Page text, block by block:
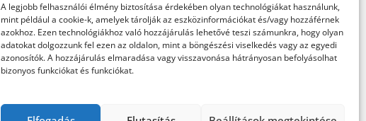
A legjobb felhasználói élmény biztosítása érdekében olyan technológiákat használunk,
mint például a cookie-k, amelyek tárolják az eszközinformációkat és/vagy hozzáférnek
azokhoz. Ezen technológiákhoz való hozzájárulás lehetővé teszi számunkra, hogy olyan
adatokat dolgozzunk fel ezen az oldalon, mint a böngészési viselkedés vagy az egyedi
azonosítók. A hozzájárulás elmaradása vagy visszavonása hátrányosan befolyásolhat
bizonyos funkciókat és funkciókat.
Utazás
Vásárlás